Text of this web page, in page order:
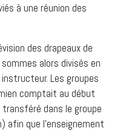
à une réunion des
des drapeaux de
alors divisés en
Les groupes
comptait au début
transféré dans le groupe
afin que l’enseignement